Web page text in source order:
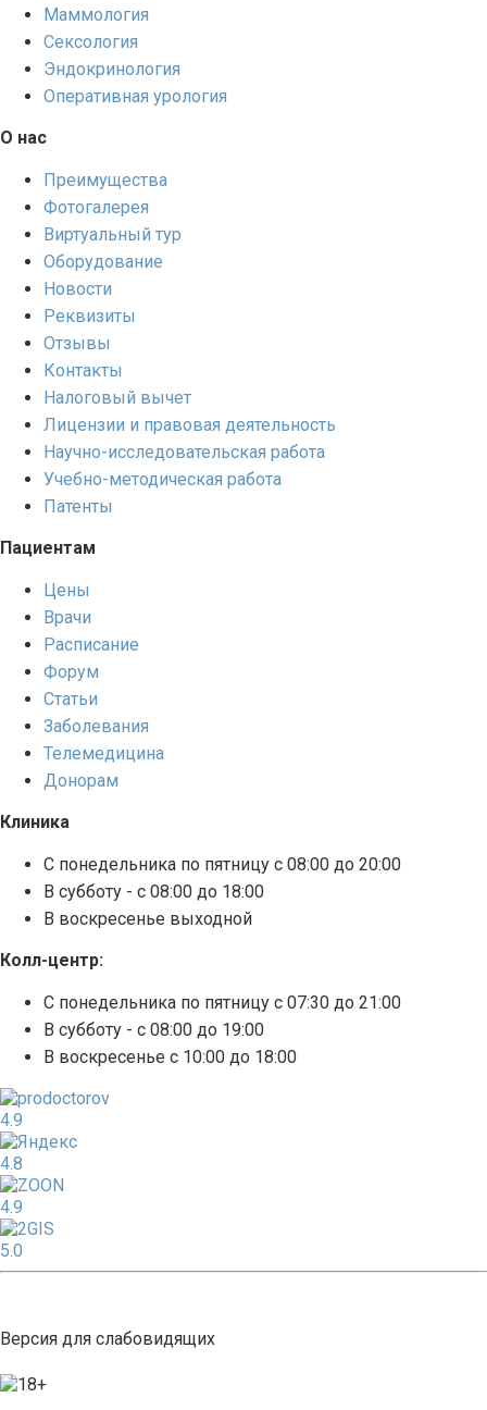
Маммология
Сексология
Эндокринология
Оперативная урология
О нас
Преимущества
Фотогалерея
Виртуальный тур
Оборудование
Новости
Реквизиты
Отзывы
Контакты
Налоговый вычет
Лицензии и правовая деятельность
Научно-исследовательская работа
Учебно-методическая работа
Патенты
Пациентам
Цены
Врачи
Расписание
Форум
Статьи
Заболевания
Телемедицина
Донорам
Клиника
С понедельника по пятницу с 08:00 до 20:00
В субботу - с 08:00 до 18:00
В воскресенье выходной
Колл-центр:
С понедельника по пятницу с 07:30 до 21:00
В субботу - с 08:00 до 19:00
В воскресенье с 10:00 до 18:00
4.9
4.8
4.9
5.0
Версия для слабовидящих